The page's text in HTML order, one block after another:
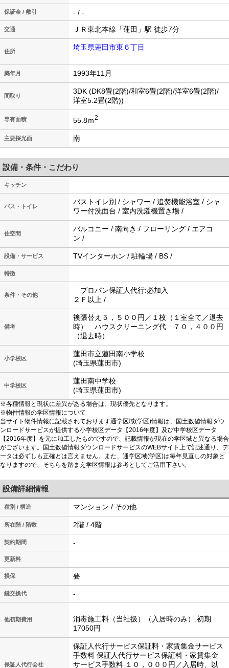
保証金 / 敷引 - / -
交通 ＪＲ東北本線「蓮田」駅 徒歩7分
住所 埼玉県蓮田市東６丁目
築年月 1993年11月
間取り
3DK (DK8畳(2階)/和室6畳(2階)/洋室6畳(2階)/
洋室5.2畳(2階))
専有面積 55.8ｍ2
主要採光面 南
設備・条件・こだわり
キッチン
バス・トイレ
バストイレ別 / シャワー / 追焚機能浴室 / シャ
ワー付洗面台 / 室内洗濯機置き場 /
住空間
バルコニー / 南向き / フローリング / エアコ
ン /
設備・サービス TVインターホン / 駐輪場 / BS /
特徴
条件・その他
プロパン保証人代行:必加入
２Ｆ以上 /
備考
襖張替え５，５００円／１枚（１室全て／退去
時） ハウスクリーニング代 ７０，４００円
（退去時）
小学校区
蓮田市立蓮田南小学校
(埼玉県蓮田市)
中学校区
蓮田南中学校
(埼玉県蓮田市)
※各種情報と現状に差異がある場合は、現状優先となります。
※物件情報の学区情報について
当サイト物件情報に記載されております通学区域(学区)情報は、国土数値情報ダウ
ンロードサービスが提供する小学校区データ【2016年度】及び中学校区データ
【2016年度】を元に加工したものですので、記載情報が現在の学区域と異なる場合
がございます。国土数値情報ダウンロードサービスのWEBサイト上で記述通り、デ
ータは必ずしも正確とは言えません。また、通学区域(学区)は毎年見直しの対象と
なりますので、そちらを踏まえ学区情報は参考としてご活用下さい。
設備詳細情報
種別 / 構造 マンション / その他
所在階 / 階数 2階 / 4階
契約期間 -
更新料
損保 要
鍵交換代 -
他初期費用
消毒施工料（当社扱）（入居時のみ）:初期
17050円
保証人代行会社
保証人代行サービス保証料・家賃集金サービス
手数料 保証人代行サービス保証料・家賃集金
サービス手数料 １０，０００円／入居時、以